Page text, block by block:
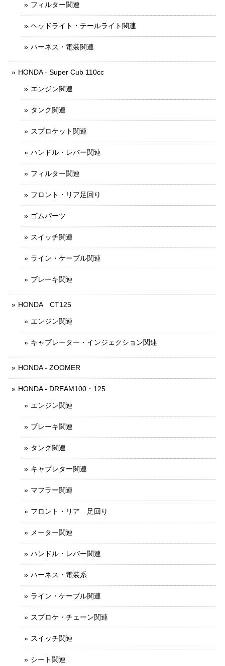
フィルター関連
ヘッドライト・テールライト関連
ハーネス・電装関連
HONDA - Super Cub 110cc
エンジン関連
タンク関連
スプロケット関連
ハンドル・レバー関連
フィルター関連
フロント・リア足回り
ゴムパーツ
スイッチ関連
ライン・ケーブル関連
ブレーキ関連
HONDA CT125
エンジン関連
キャブレーター・インジェクション関連
HONDA - ZOOMER
HONDA - DREAM100・125
エンジン関連
ブレーキ関連
タンク関連
キャブレター関連
マフラー関連
フロント・リア 足回り
メーター関連
ハンドル・レバー関連
ハーネス・電装系
ライン・ケーブル関連
スプロケ・チェーン関連
スイッチ関連
シート関連